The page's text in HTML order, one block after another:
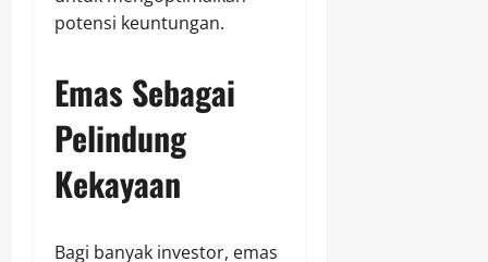
potensi keuntungan.
Emas Sebagai
Pelindung
Kekayaan
Bagi banyak investor, emas